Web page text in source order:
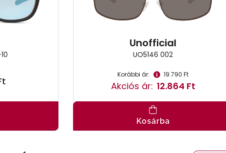
Unofficial
UO5146 002
Korábbi ár: 19.790 Ft
Akciós ár: 12.864 Ft
Kosárba